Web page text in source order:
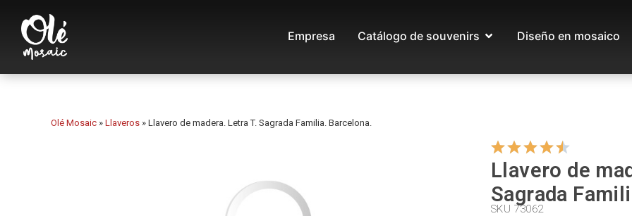
Empresa Catálogo de souvenirs Diseño en mosaico
Olé Mosaic » Llaveros » Llavero de madera. Letra T. Sagrada Familia. Barcelona.
Llavero de
Sagrada
SKU 73062